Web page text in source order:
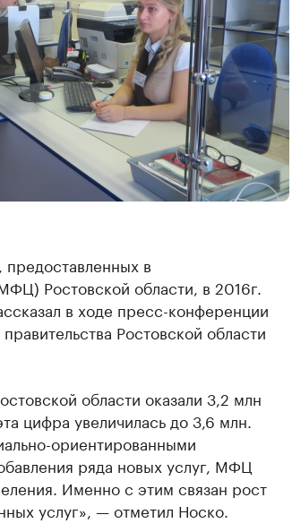
предоставленных в
Ростовской области, в 2016г.
в ходе пресс-конференции
Ростовской области
области оказали 3,2 млн
цифра увеличилась до 3,6 млн.
ориентированными
ряда новых услуг, МФЦ
Именно с этим связан рост
услуг», — отметил Носко.